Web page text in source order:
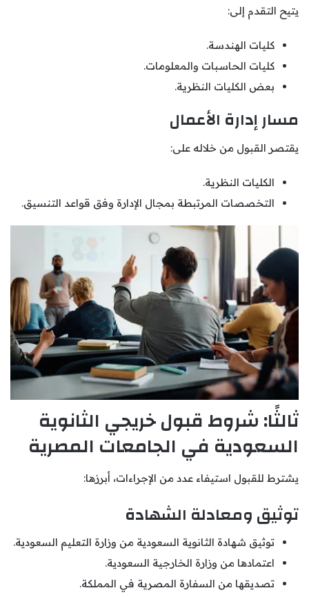
يتيح التقدم إلى:
كليات الهندسة.
كليات الحاسبات والمعلومات.
بعض الكليات النظرية.
مسار إدارة الأعمال
يقتصر القبول من خلاله على:
الكليات النظرية.
التخصصات المرتبطة بمجال الإدارة وفق قواعد التنسيق.
ثالثًا: شروط قبول خريجي الثانوية
السعودية في الجامعات المصرية
يشترط للقبول استيفاء عدد من الإجراءات، أبرزها:
توثيق ومعادلة الشهادة
توثيق شهادة الثانوية السعودية من وزارة التعليم السعودية.
اعتمادها من وزارة الخارجية السعودية.
تصديقها من السفارة المصرية في المملكة.